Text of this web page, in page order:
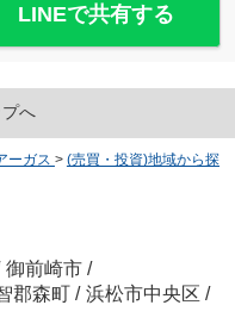
LINEで共有する
へ
ーガス > (売買・投資)地域から探
御前崎市 /
郡森町 / 浜松市中央区 /